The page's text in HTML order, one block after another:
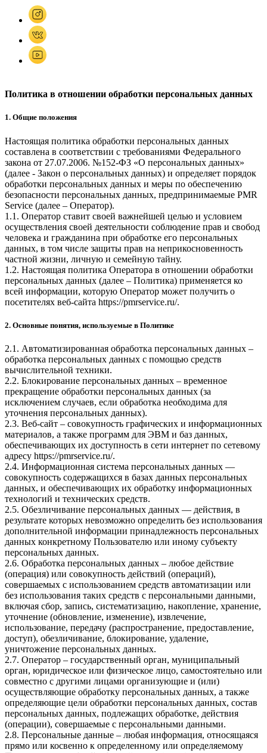
Политика в отношении обработки персональных данных
1. Общие положения
Настоящая политика обработки персональных данных
составлена в соответствии с требованиями Федерального
закона от 27.07.2006. №152-ФЗ «О персональных данных»
(далее - Закон о персональных данных) и определяет порядок
обработки персональных данных и меры по обеспечению
безопасности персональных данных, предпринимаемые PMR
Service (далее – Оператор).
1.1. Оператор ставит своей важнейшей целью и условием
осуществления своей деятельности соблюдение прав и свобод
человека и гражданина при обработке его персональных
данных, в том числе защиты прав на неприкосновенность
частной жизни, личную и семейную тайну.
1.2. Настоящая политика Оператора в отношении обработки
персональных данных (далее – Политика) применяется ко
всей информации, которую Оператор может получить о
посетителях веб-сайта https://pmrservice.ru/.
2. Основные понятия, используемые в Политике
2.1. Автоматизированная обработка персональных данных –
обработка персональных данных с помощью средств
вычислительной техники.
2.2. Блокирование персональных данных – временное
прекращение обработки персональных данных (за
исключением случаев, если обработка необходима для
уточнения персональных данных).
2.3. Веб-сайт – совокупность графических и информационных
материалов, а также программ для ЭВМ и баз данных,
обеспечивающих их доступность в сети интернет по сетевому
адресу https://pmrservice.ru/.
2.4. Информационная система персональных данных —
совокупность содержащихся в базах данных персональных
данных, и обеспечивающих их обработку информационных
технологий и технических средств.
2.5. Обезличивание персональных данных — действия, в
результате которых невозможно определить без использования
дополнительной информации принадлежность персональных
данных конкретному Пользователю или иному субъекту
персональных данных.
2.6. Обработка персональных данных – любое действие
(операция) или совокупность действий (операций),
совершаемых с использованием средств автоматизации или
без использования таких средств с персональными данными,
включая сбор, запись, систематизацию, накопление, хранение,
уточнение (обновление, изменение), извлечение,
использование, передачу (распространение, предоставление,
доступ), обезличивание, блокирование, удаление,
уничтожение персональных данных.
2.7. Оператор – государственный орган, муниципальный
орган, юридическое или физическое лицо, самостоятельно или
совместно с другими лицами организующие и (или)
осуществляющие обработку персональных данных, а также
определяющие цели обработки персональных данных, состав
персональных данных, подлежащих обработке, действия
(операции), совершаемые с персональными данными.
2.8. Персональные данные – любая информация, относящаяся
прямо или косвенно к определенному или определяемому